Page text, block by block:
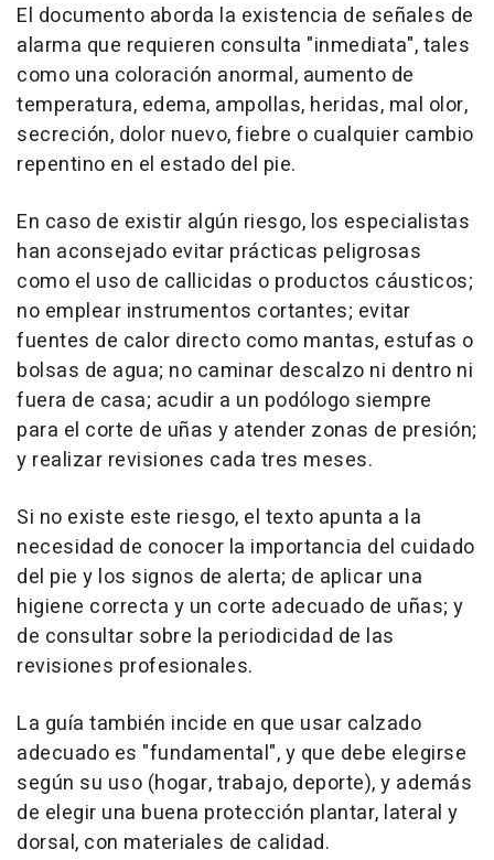
El documento aborda la existencia de señales de
alarma que requieren consulta "inmediata", tales
como una coloración anormal, aumento de
temperatura, edema, ampollas, heridas, mal olor,
secreción, dolor nuevo, fiebre o cualquier cambio
repentino en el estado del pie.
En caso de existir algún riesgo, los especialistas
han aconsejado evitar prácticas peligrosas
como el uso de callicidas o productos cáusticos;
no emplear instrumentos cortantes; evitar
fuentes de calor directo como mantas, estufas o
bolsas de agua; no caminar descalzo ni dentro ni
fuera de casa; acudir a un podólogo siempre
para el corte de uñas y atender zonas de presión;
y realizar revisiones cada tres meses.
Si no existe este riesgo, el texto apunta a la
necesidad de conocer la importancia del cuidado
del pie y los signos de alerta; de aplicar una
higiene correcta y un corte adecuado de uñas; y
de consultar sobre la periodicidad de las
revisiones profesionales.
La guía también incide en que usar calzado
adecuado es "fundamental", y que debe elegirse
según su uso (hogar, trabajo, deporte), y además
de elegir una buena protección plantar, lateral y
dorsal, con materiales de calidad.